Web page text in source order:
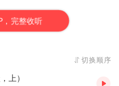
，完整收听
切换顺序
上）